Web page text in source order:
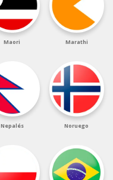
Maori Marathi
Nepalés Noruego